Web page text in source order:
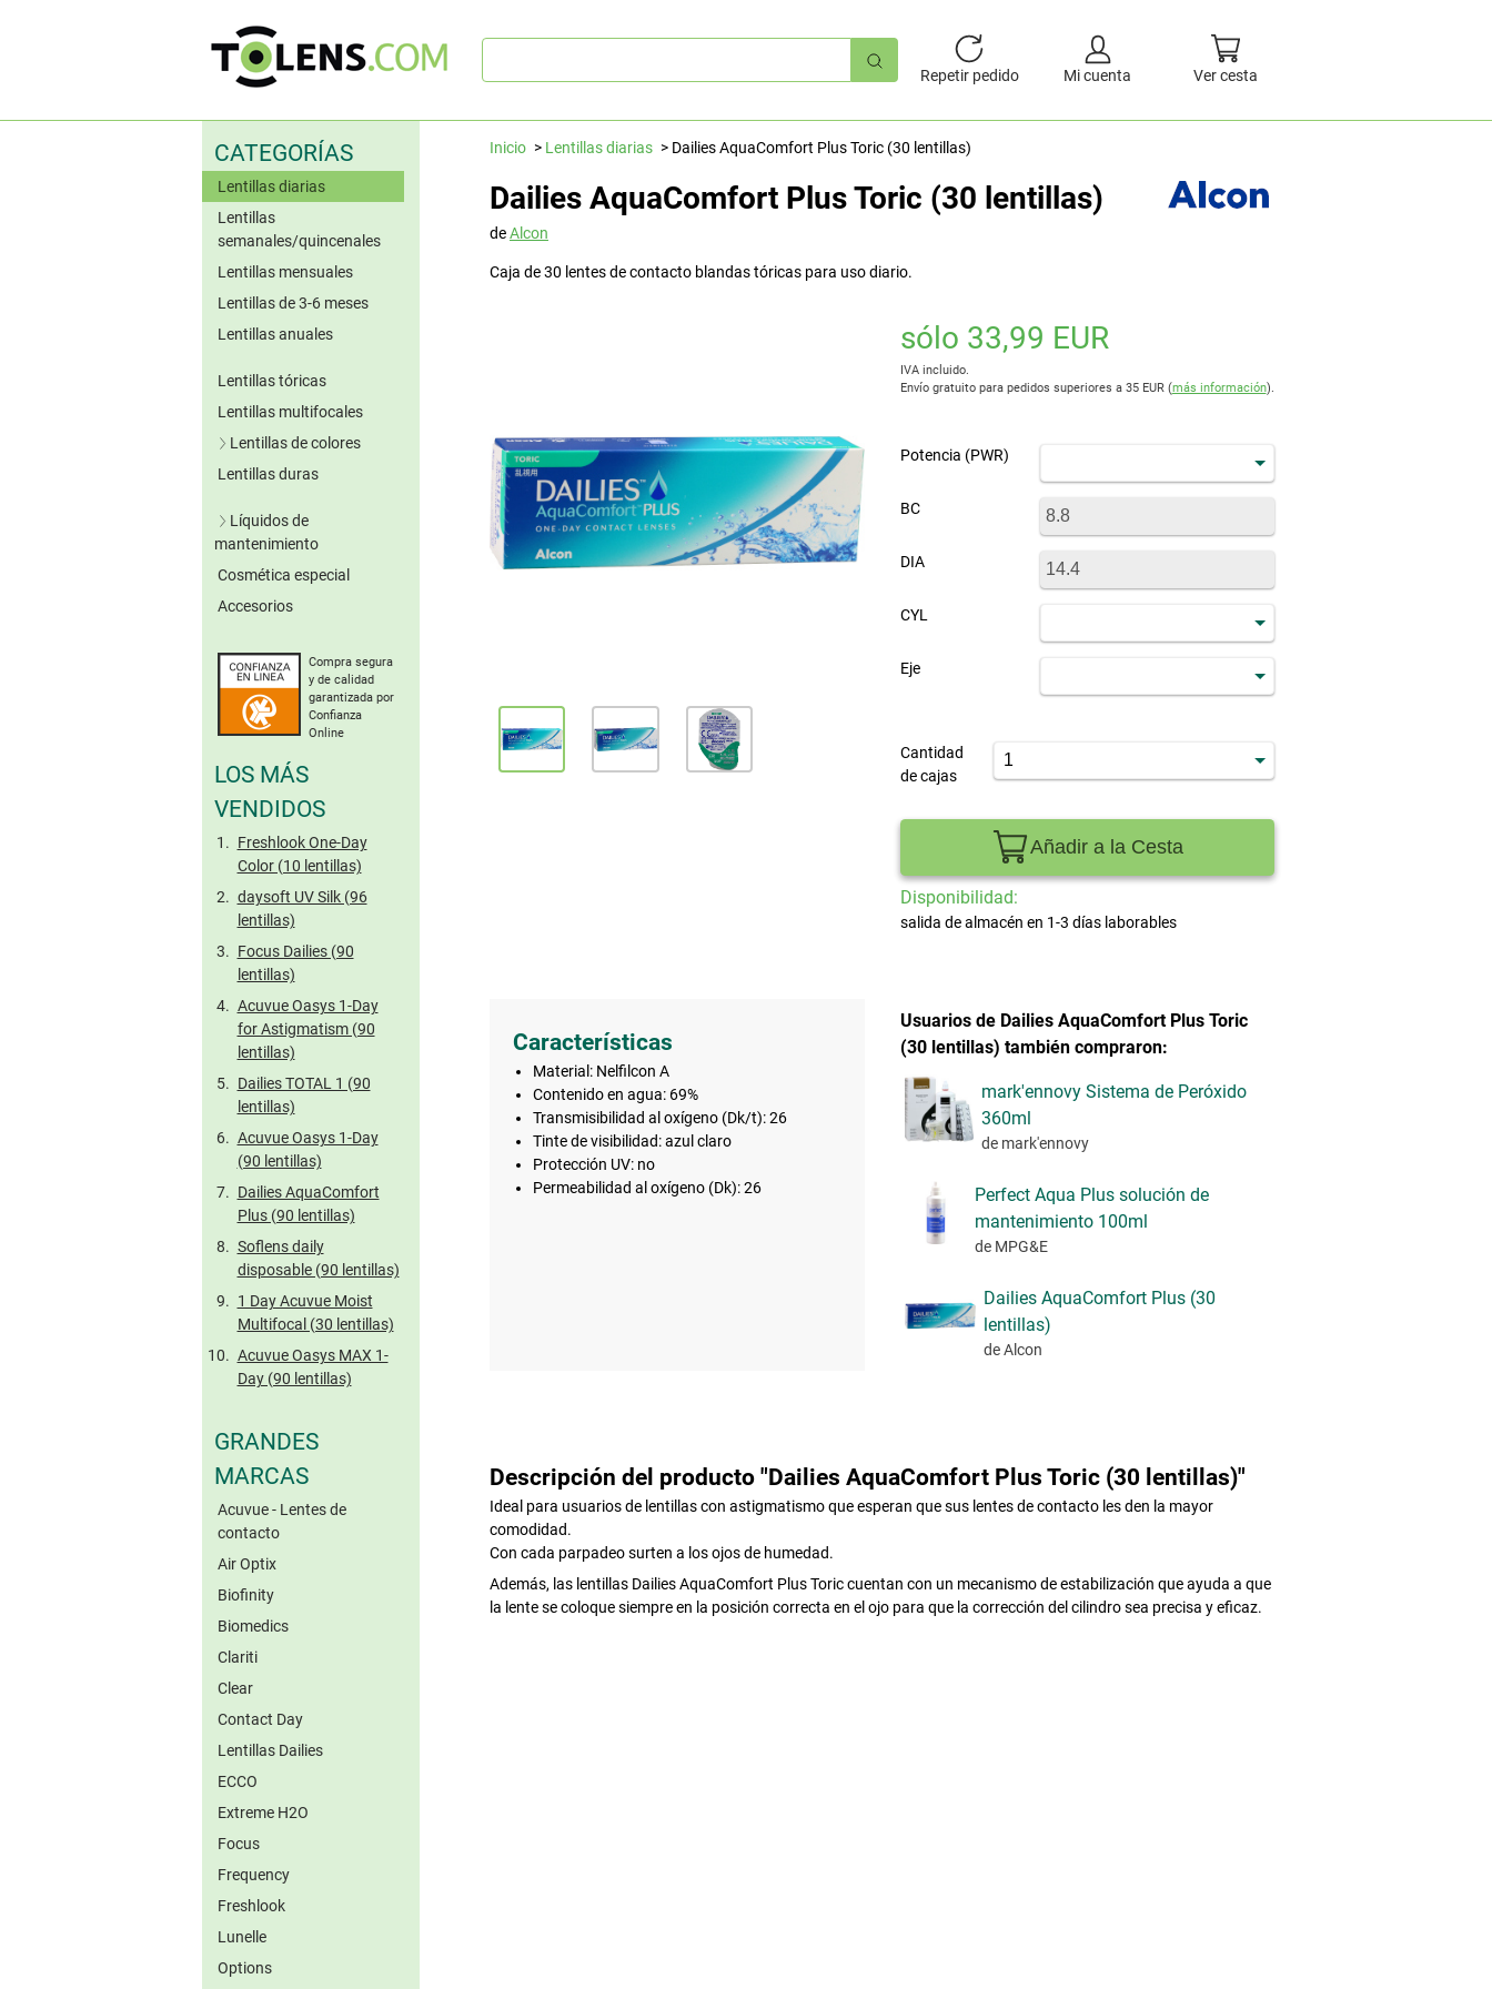
Búsqueda
Repetir pedido Mi cuenta Ver cesta
CATEGORÍAS
Lentillas diarias
Lentillas
semanales/quincenales
Lentillas mensuales
Lentillas de 3-6 meses
Lentillas anuales
Lentillas tóricas
Lentillas multifocales
Lentillas de colores
Lentillas azules
Lentillas grises
Lentillas marrones
Otros colores
colores
Lentillas duras
Líquidos de
mantenimiento
Soluciones únicas
Sin conserv.
Sistemas de peróxido
Solución salina
Gotas oculares
Cuidado de lentillas
Tamaño viaje
Cosmética especial
Accesorios
Compra segura
y de calidad
garantizada por
Confianza
Online
LOS MÁS
VENDIDOS
Freshlook One-Day
Color (10 lentillas)
daysoft UV Silk (96
lentillas)
Focus Dailies (90
lentillas)
Acuvue Oasys 1-Day
for Astigmatism (90
lentillas)
Dailies TOTAL 1 (90
lentillas)
Acuvue Oasys 1-Day
(90 lentillas)
Dailies AquaComfort
Plus (90 lentillas)
Soflens daily
disposable (90 lentillas)
1 Day Acuvue Moist
Multifocal (30 lentillas)
Acuvue Oasys MAX 1-
Day (90 lentillas)
GRANDES
MARCAS
Acuvue - Lentes de
contacto
Air Optix
Biofinity
Biomedics
Clariti
Clear
Contact Day
Lentillas Dailies
ECCO
Extreme H2O
Focus
Frequency
Freshlook
Lunelle
Options
Inicio Lentillas diarias Dailies AquaComfort Plus Toric (30 lentillas)
Dailies AquaComfort Plus Toric (30 lentillas)
deAlcon
Caja de 30 lentes de contacto blandas tóricas para uso diario.
sólo 33,99 EUR
IVA incluido.
Envío gratuito para pedidos superiores a 35 EUR (más información).
Potencia (PWR)
BC
DIA
CYL
Eje
Cantidad
de cajas
Añadir a la Cesta
Disponibilidad:
salida de almacén en 1-3 días laborables
Características
Material: Nelfilcon A
Contenido en agua: 69%
Transmisibilidad al oxígeno (Dk/t): 26
Tinte de visibilidad: azul claro
Protección UV: no
Permeabilidad al oxígeno (Dk): 26
Usuarios de Dailies AquaComfort Plus Toric
(30 lentillas) también compraron:
mark'ennovy Sistema de Peróxido
360ml
de mark'ennovy
Perfect Aqua Plus solución de
mantenimiento 100ml
de MPG&E
Dailies AquaComfort Plus (30
lentillas)
de Alcon
Descripción del producto "Dailies AquaComfort Plus Toric (30 lentillas)"
Ideal para usuarios de lentillas con astigmatismo que esperan que sus lentes de contacto les den la mayor
comodidad.
Con cada parpadeo surten a los ojos de humedad.
Además, las lentillas Dailies AquaComfort Plus Toric cuentan con un mecanismo de estabilización que ayuda a que
la lente se coloque siempre en la posición correcta en el ojo para que la corrección del cilindro sea precisa y eficaz.